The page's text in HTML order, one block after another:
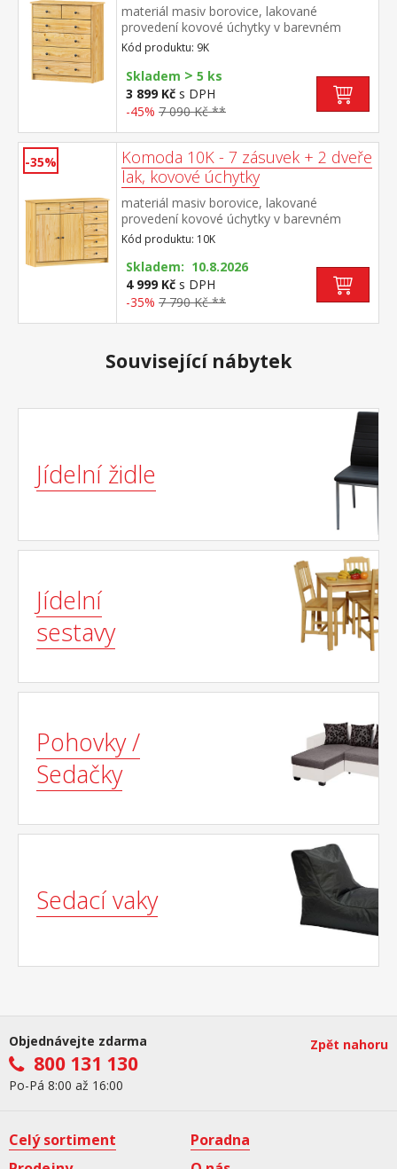
materiál masiv borovice, lakované
provedení kovové úchytky v barevném
provedení černěná mosaz 2 úzké a 4 široké
zásuvky s kovovými pojezdy
Kód produktu: 9K
Skladem > 5 ks
3 899 Kč s DPH
-45% 7 090 Kč **
-35%
Komoda 10K - 7 zásuvek + 2 dveře
lak, kovové úchytky
materiál masiv borovice, lakované
provedení kovové úchytky v barevném
provedení černěná mosaz 7 zásuvek s
kovovými pojezdy 2 dvířka, 1 variabilní
police
Kód produktu: 10K
Skladem: 10.8.2026
4 999 Kč s DPH
-35% 7 790 Kč **
Související nábytek
Jídelní židle
Jídelní
sestavy
Pohovky /
Sedačky
Sedací vaky
Objednávejte zdarma
800 131 130
Po-Pá 8:00 až 16:00
Zpět nahoru
Celý sortiment
Poradna